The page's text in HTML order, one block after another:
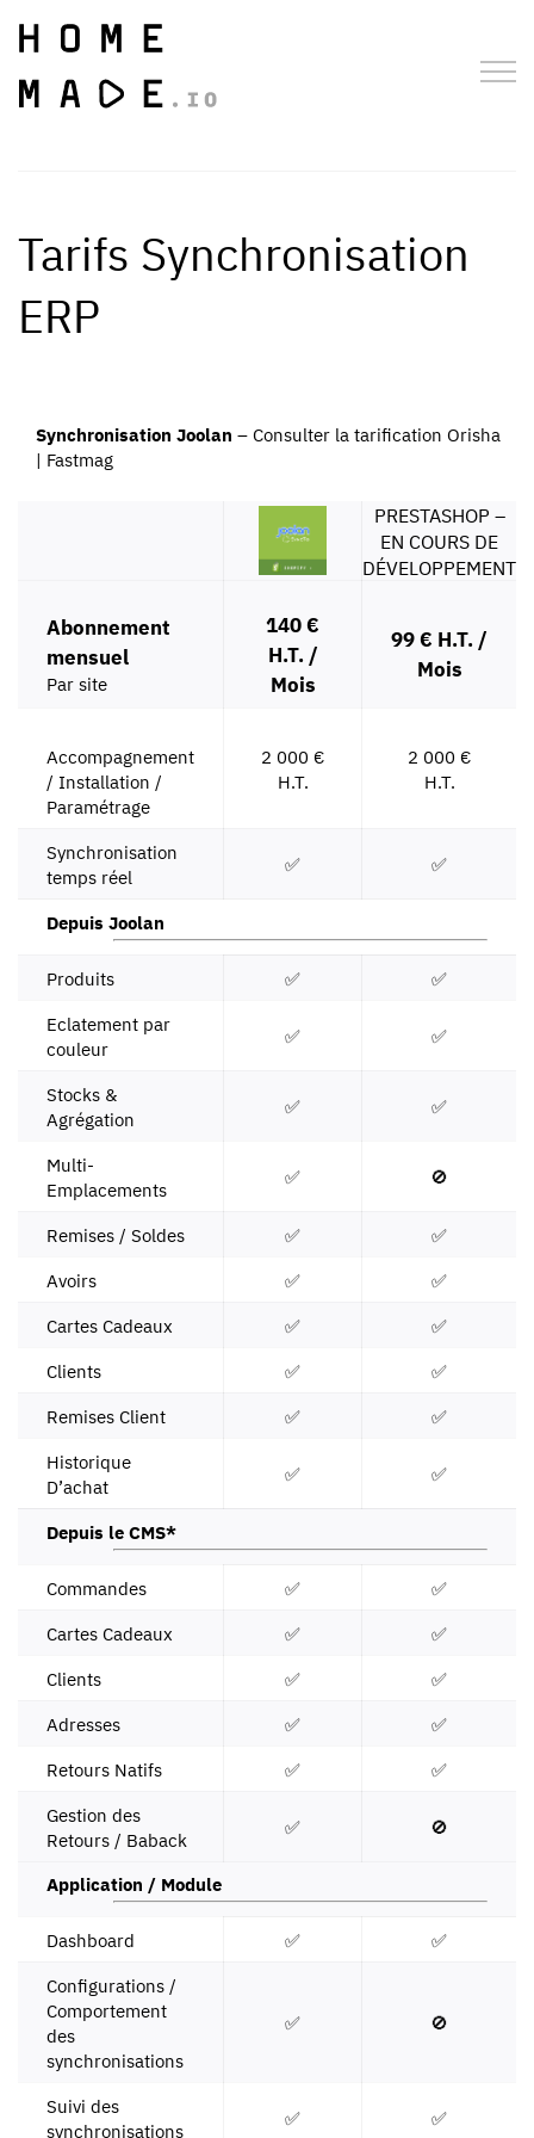
Tarifs Synchronisation
ERP
Synchronisation Joolan –Consulter la tarification Orisha
| Fastmag
PRESTASHOP –
EN COURS DE
DÉVELOPPEMENT
Abonnement
mensuel
Par site
140 €
H.T. /
Mois
99 € H.T. /
Mois
Accompagnement
/ Installation /
Paramétrage
2 000 €
H.T.
2 000 €
H.T.
Synchronisation
temps réel
✅ ✅
Depuis Joolan
Produits ✅
✅
Eclatement par
couleur
✅ ✅
Stocks &
Agrégation
✅ ✅
Multi-
Emplacements
✅ 🚫
Remises / Soldes ✅
✅
Avoirs
✅
✅
Cartes Cadeaux
✅
✅
Clients
✅
✅
Remises Client
✅
✅
Historique
D’achat
✅ ✅
Depuis le CMS*
Commandes ✅
✅
Cartes Cadeaux
✅
✅
Clients
✅
✅
Adresses
✅
✅
Retours Natifs
✅
✅
Gestion des
Retours / Baback
✅ 🚫
Application / Module
Dashboard ✅
✅
Configurations /
Comportement
des
synchronisations
✅ 🚫
Suivi des
synchronisations
✅ ✅